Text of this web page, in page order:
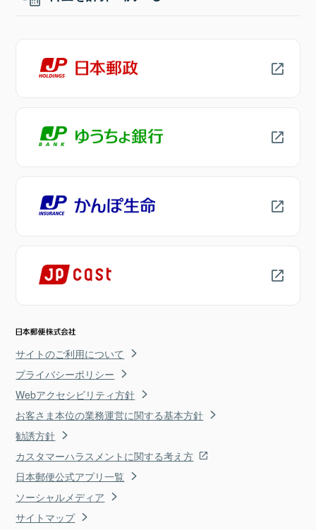
サイトのご利用について
プライバシーポリシー
Webアクセシビリティ方針
お客さま本位の業務運営に関する基本方針
勧誘方針
カスタマーハラスメントに関する考え方
日本郵便公式アプリ一覧
ソーシャルメディア
サイトマップ